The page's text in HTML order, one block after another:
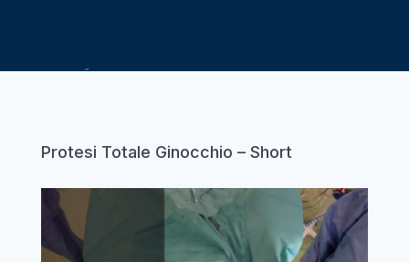
Protesi Totale Ginocchio – Short